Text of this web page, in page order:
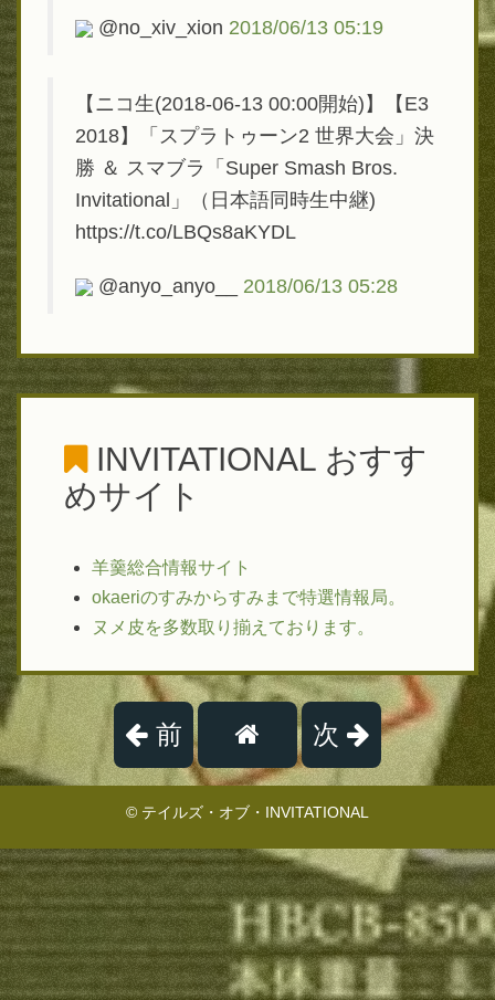
@no_xiv_xion 2018/06/13 05:19
【ニコ生(2018-06-13 00:00開始)】【E3
2018】「スプラトゥーン2 世界大会」決
勝 ＆ スマブラ「Super Smash Bros.
Invitational」（日本語同時生中継)
https://t.co/LBQs8aKYDL
@anyo_anyo__ 2018/06/13 05:28
INVITATIONAL おすす
めサイト
羊羹総合情報サイト
okaeriのすみからすみまで特選情報局。
ヌメ皮を多数取り揃えております。
前 次
© テイルズ・オブ・INVITATIONAL